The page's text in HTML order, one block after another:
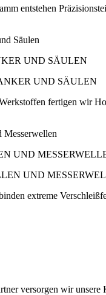
entstehen
Säulen
UND SÄULEN
fertigen wir
Messerwellen
UND
extreme
versorgen wir